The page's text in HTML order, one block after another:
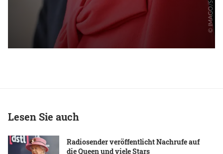
Lesen Sie auch
Radiosender veröffentlicht Nachrufe auf
die Queen und viele Stars